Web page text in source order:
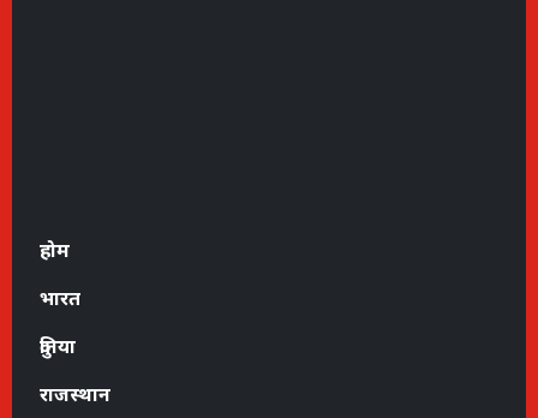
होम
भारत
दुनिया
राजस्थान